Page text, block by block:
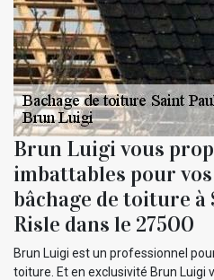
Brun Luigi vous
imbattables pour
bâchage de toiture à
Risle dans le 27500
Brun Luigi est un professionnel
toiture. Et en exclusivité Brun Luigi